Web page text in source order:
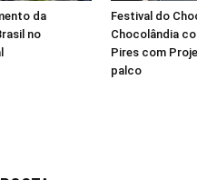
da
no
Festival do
Chocolândia
Pires com
palco